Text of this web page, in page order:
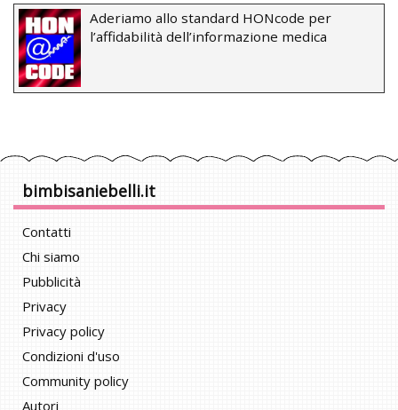
Aderiamo allo standard HONcode per
l’affidabilità dell’informazione medica
bimbisaniebelli.it
Contatti
Chi siamo
Pubblicità
Privacy
Privacy policy
Condizioni d'uso
Community policy
Autori